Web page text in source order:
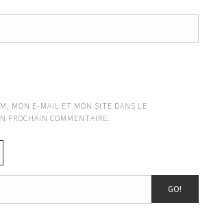
MON E-MAIL ET MON SITE DANS LE
PROCHAIN COMMENTAIRE.
GO!